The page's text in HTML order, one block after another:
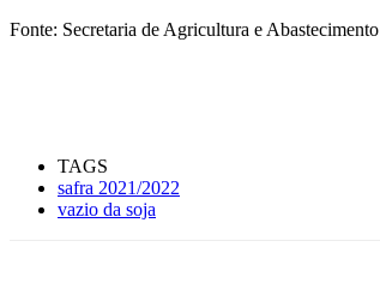
Fonte: Secretaria de Agricultura e Abastecimento
TAGS
safra 2021/2022
vazio da soja